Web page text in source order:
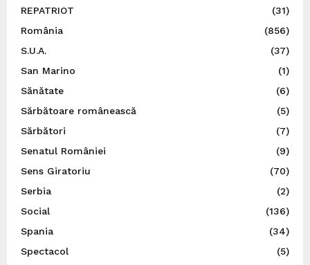
REPATRIOT
(31)
România
(856)
S.U.A.
(37)
San Marino
(1)
Sănătate
(6)
Sărbătoare românească
(5)
Sărbători
(7)
Senatul României
(9)
Sens Giratoriu
(70)
Serbia
(2)
Social
(136)
Spania
(34)
Spectacol
(5)